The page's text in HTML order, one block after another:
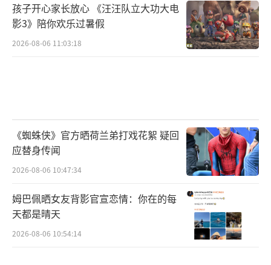
孩子开心家长放心 《汪汪队立大功大电
影3》陪你欢乐过暑假
2026-08-06 11:03:18
《蜘蛛侠》官方晒荷兰弟打戏花絮 疑回
应替身传闻
2026-08-06 10:47:34
姆巴佩晒女友背影官宣恋情：你在的每
天都是晴天
2026-08-06 10:54:14